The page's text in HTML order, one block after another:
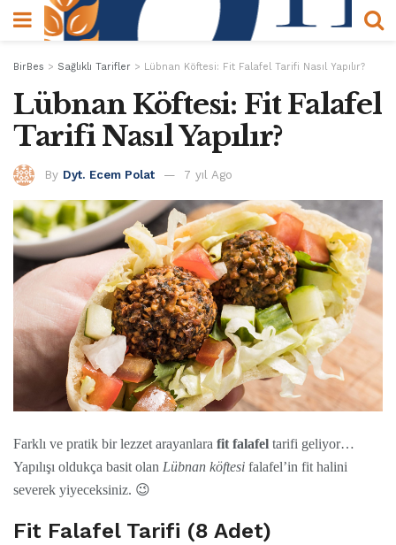
BirBes > Sağlıklı Tarifler > Lübnan Köftesi: Fit Falafel Tarifi Nasıl Yapılır?
Lübnan Köftesi: Fit Falafel
Tarifi Nasıl Yapılır?
By Dyt. Ecem Polat 7 yıl Ago
Farklı ve pratik bir lezzet arayanlara fit falafel tarifi geliyor…
Yapılışı oldukça basit olan Lübnan köftesi falafel’in fit halini
severek yiyeceksiniz. 😉
Fit Falafel Tarifi (8 Adet)